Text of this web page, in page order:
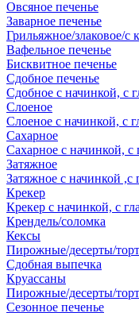
Овсяное печенье
Заварное печенье
Грильяжное/злаковое/с
Вафельное печенье
Бисквитное печенье
Сдобное печенье
Сдобное с начинкой, с
Слоеное
Слоеное с начинкой, с
Сахарное
Сахарное с начинкой, с
Затяжное
Затяжное с начинкой ,с
Крекер
Крекер с начинкой, с
Крендель/соломка
Кексы
Пирожные/десерты/
Сдобная выпечка
Круассаны
Пирожные/десерты/
Сезонное печенье